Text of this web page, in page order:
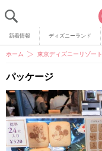
新着情報 ディズニーランド
ホーム 東京ディズニーリゾート
パッケージ